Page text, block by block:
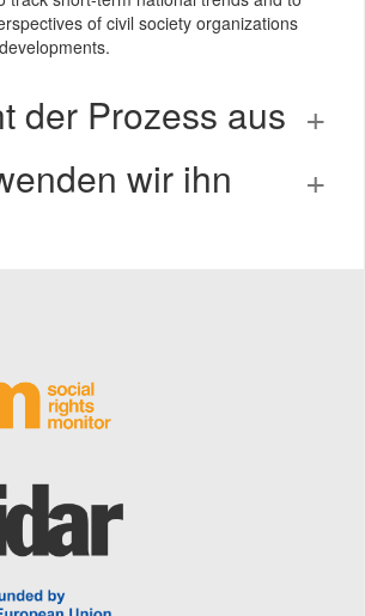
of civil society organizations
der Prozess aus
wir ihn